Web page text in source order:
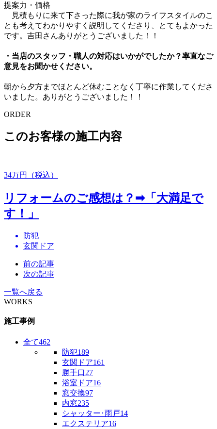
提案力・価格
見積もりに来て下さった際に我が家のライフスタイルのこ
とも考えてわかりやすく説明してくださり、とてもよかった
です。吉田さんありがとうございました！！
・当店のスタッフ・職人の対応はいかがでしたか？率直なご
意見をお聞かせください。
朝から夕方までほとんど休むことなく丁寧に作業してくださ
いました。ありがとうございました！！
ORDER
このお客様の施工内容
34万円（税込）
リフォームのご感想は？➡「大満足で
す！」
防犯
玄関ドア
前の記事
次の記事
一覧へ戻る
WORKS
施工事例
全て462
防犯189
玄関ドア161
勝手口27
浴室ドア16
窓交換97
内窓235
シャッター･雨戸14
エクステリア16